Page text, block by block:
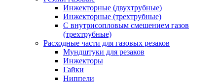
Инжекторные (двухтрубные)
Инжекторные (трехтрубные)
С внутрисопловым смешением газов
(трехтрубные)
Расходные части для газовых резаков
Мундштуки для резаков
Инжекторы
Гайки
Ниппели